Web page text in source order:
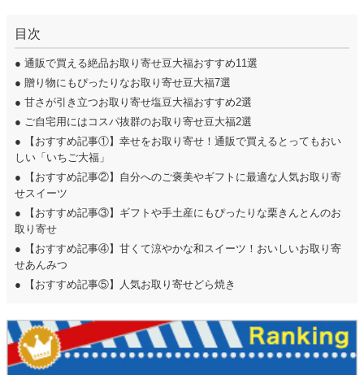
目次
● 通販で買える絶品お取り寄せ豆大福おすすめ11選
● 贈り物にもぴったりなお取り寄せ豆大福7選
● 甘さが引き立つお取り寄せ塩豆大福おすすめ2選
● ご自宅用にはコスパ抜群のお取り寄せ豆大福2選
● 【おすすめ記事①】幸せをお取り寄せ！通販で買えるとってもおい
しい「いちご大福」
● 【おすすめ記事②】自分へのご褒美やギフトに最適な人気お取り寄
せスイーツ
● 【おすすめ記事③】ギフトや手土産にもぴったりな栗きんとんのお
取り寄せ
● 【おすすめ記事④】甘くて涼やかな和スイーツ！おいしいお取り寄
せあんみつ
● 【おすすめ記事⑤】人気お取り寄せどら焼き